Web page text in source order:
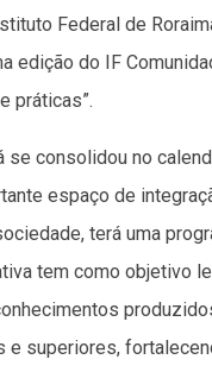
Federal de
edição do IF
práticas”.
se consolidou no
espaço de
terá uma
tem como objetivo
e superiores,